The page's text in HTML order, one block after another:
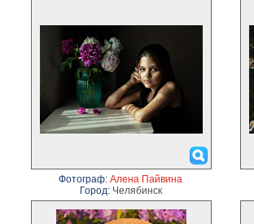
Фотограф: Алена Пайвина
Город: Челябинск